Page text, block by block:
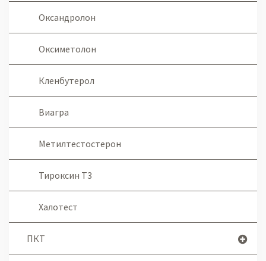
Оксандролон
Оксиметолон
Кленбутерол
Виагра
Метилтестостерон
Тироксин Т3
Халотест
ПКТ